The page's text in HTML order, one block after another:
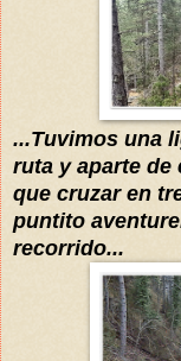
...Tuvimos una
ruta y aparte de
que cruzar en
puntito
recorrido...